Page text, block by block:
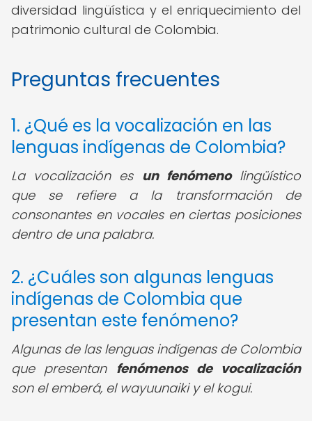
diversidad lingüística y el enriquecimiento del
patrimonio cultural de Colombia.
Preguntas frecuentes
1. ¿Qué es la vocalización en las
lenguas indígenas de Colombia?
La vocalización es un fenómenolingüístico
que se refiere a la transformación de
consonantes en vocales en ciertas posiciones
dentro de una palabra.
2. ¿Cuáles son algunas lenguas
indígenas de Colombia que
presentan este fenómeno?
Algunas de las lenguas indígenas de Colombia
que presentan fenómenos de vocalización
son el emberá, el wayuunaiki y el kogui.